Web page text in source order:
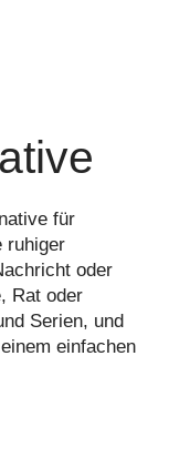
für
ruhiger
oder
Rat oder
Serien, und
einfachen